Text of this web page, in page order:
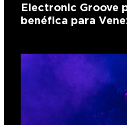
Electronic Groove
benéfica para